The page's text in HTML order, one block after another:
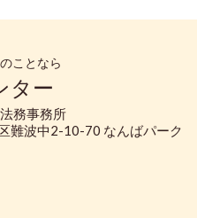
ことなら
ター
務事務所
難波中2-10-70 なんばパーク